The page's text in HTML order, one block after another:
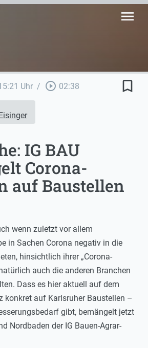
menu
Uhr / play_circle_outline 02:38 bookmark_border
IG BAU
Corona-
auf Baustellen
wenn zuletzt vor allem
in Sachen Corona negativ in die
hinsichtlich ihrer „Corona-
auch die anderen Branchen
Dass es hier aktuell auf dem
konkret auf Karlsruher Baustellen –
gibt, bemängelt jetzt
Nordbaden der IG Bauen-Agrar-